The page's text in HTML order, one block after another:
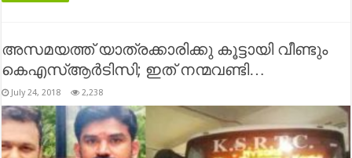
അസമയത്ത് യാത്രക്കാരിക്കു കൂട്ടായി വീണ്ടും
കെഎസ്ആര്‍ടിസി; ഇത് നന്മവണ്ടി…
July 24, 2018 2,238